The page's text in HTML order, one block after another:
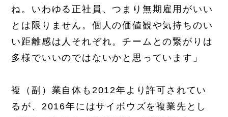
ね。いわゆる正社員、つまり無期雇用がいい
とは限りません。個人の価値観や気持ちのい
い距離感は人それぞれ。チームとの繋がりは
多様でいいのではないかと思っています」
複（副）業自体も2012年より許可されてい
るが、2016年にはサイボウズを複業先とし